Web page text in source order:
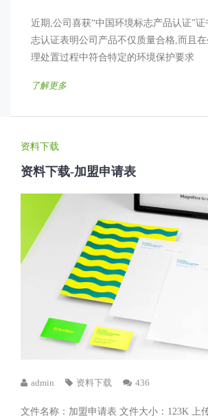
近期,公司喜获“中国环境标志产品认证”
志认证表明公司产品不仅质量合格,而且
理处置过程中符合特定的环境保护要求
了解更多
资料下载
资料下载-加盟申请表
admin 资料下载 436
文件名称：加盟申请表 文件大小：123K 上